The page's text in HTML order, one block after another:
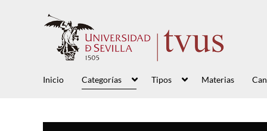
Inicio Categorías Tipos Materias